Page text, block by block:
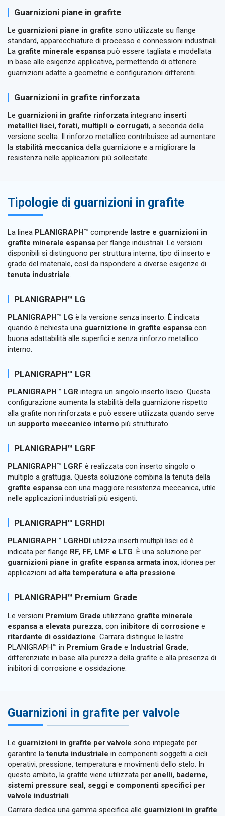
Guarnizioni piane in grafite
Le guarnizioni piane in grafite sono utilizzate su flange
standard, apparecchiature di processo e connessioni industriali.
La grafite minerale espansa può essere tagliata e modellata
in base alle esigenze applicative, permettendo di ottenere
guarnizioni adatte a geometrie e configurazioni differenti.
Guarnizioni in grafite rinforzata
Le guarnizioni in grafite rinforzata integrano inserti
metallici lisci, forati, multipli o corrugati, a seconda della
versione scelta. Il rinforzo metallico contribuisce ad aumentare
la stabilità meccanica della guarnizione e a migliorare la
resistenza nelle applicazioni più sollecitate.
Tipologie di guarnizioni in grafite
La linea PLANIGRAPH™ comprende lastre e guarnizioni in
grafite minerale espansa per flange industriali. Le versioni
disponibili si distinguono per struttura interna, tipo di inserto e
grado del materiale, così da rispondere a diverse esigenze di
tenuta industriale.
PLANIGRAPH™ LG
PLANIGRAPH™ LG è la versione senza inserto. È indicata
quando è richiesta una guarnizione in grafite espansa con
buona adattabilità alle superfici e senza rinforzo metallico
interno.
PLANIGRAPH™ LGR
PLANIGRAPH™ LGR integra un singolo inserto liscio. Questa
configurazione aumenta la stabilità della guarnizione rispetto
alla grafite non rinforzata e può essere utilizzata quando serve
un supporto meccanico interno più strutturato.
PLANIGRAPH™ LGRF
PLANIGRAPH™ LGRF è realizzata con inserto singolo o
multiplo a grattugia. Questa soluzione combina la tenuta della
grafite espansa con una maggiore resistenza meccanica, utile
nelle applicazioni industriali più esigenti.
PLANIGRAPH™ LGRHDI
PLANIGRAPH™ LGRHDI utilizza inserti multipli lisci ed è
indicata per flange RF, FF, LMF e LTG. È una soluzione per
guarnizioni piane in grafite espansa armata inox, idonea per
applicazioni ad alta temperatura e alta pressione.
PLANIGRAPH™ Premium Grade
Le versioni Premium Grade utilizzano grafite minerale
espansa a elevata purezza, con inibitore di corrosione e
ritardante di ossidazione. Carrara distingue le lastre
PLANIGRAPH™ in Premium Grade e Industrial Grade,
differenziate in base alla purezza della grafite e alla presenza di
inibitori di corrosione e ossidazione.
Guarnizioni in grafite per valvole
Le guarnizioni in grafite per valvole sono impiegate per
garantire latenuta industriale in componenti soggetti a cicli
operativi, pressione, temperatura e movimenti dello stelo. In
questo ambito, la grafite viene utilizzata per anelli, baderne,
sistemi pressure seal, seggi e componenti specifici per
valvole industriali.
Carrara dedica una gamma specifica alle guarnizioni in grafite